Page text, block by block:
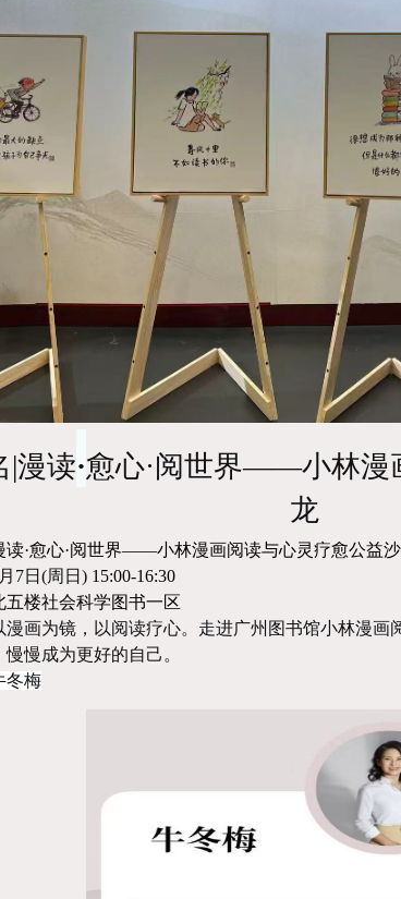
|漫读·愈心·阅世界——小林漫
龙
读·愈心·阅世界——小林漫画阅读与心灵疗愈公益
7日(周日) 15:00-16:30
五楼社会科学图书一区
漫画为镜，以阅读疗心。 走进广州图书馆小林漫画
慢成为更好的自己。
冬梅